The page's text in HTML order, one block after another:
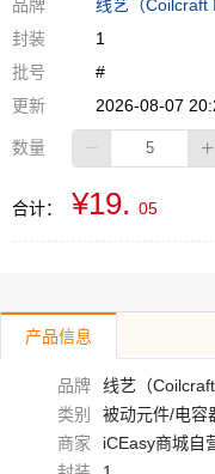
品牌
线艺（Coilcraft
封装
1
批号
#
更新
2026-08-07
数量
合计： ¥19. 05
产品信息
品牌
线艺（Coilcraft
类别
被动元件/电容
商家
iCEasy商城自